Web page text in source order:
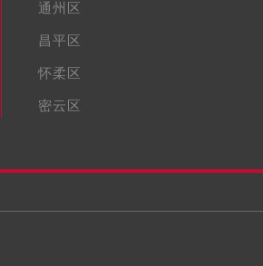
通州区
昌平区
怀柔区
密云区